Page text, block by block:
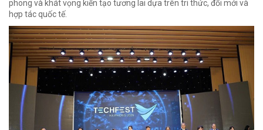
phong và khát vọng kiến tạo tương lai dựa trên tri thức, đổi mới và
hợp tác quốc tế.